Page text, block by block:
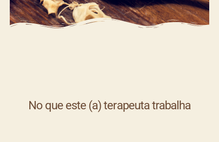
No que este (a) terapeuta trabalha